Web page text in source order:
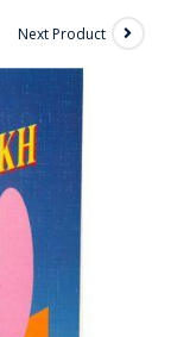
Next Product